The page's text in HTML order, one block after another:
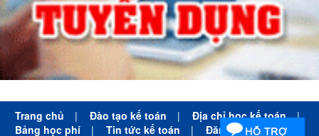
Trang chủ | Đào tạo kế toán | Địa chỉ học kế toán
|
Bảng học phí
| Tin tức kế toán | Đăng ký học